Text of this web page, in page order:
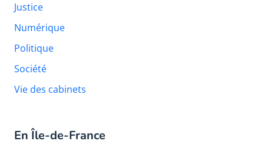
Justice
Numérique
Politique
Société
Vie des cabinets
En Île-de-France